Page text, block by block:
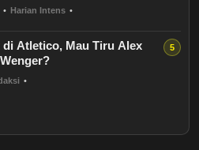
• Harian Intens •
di Atletico, Mau Tiru Alex
•